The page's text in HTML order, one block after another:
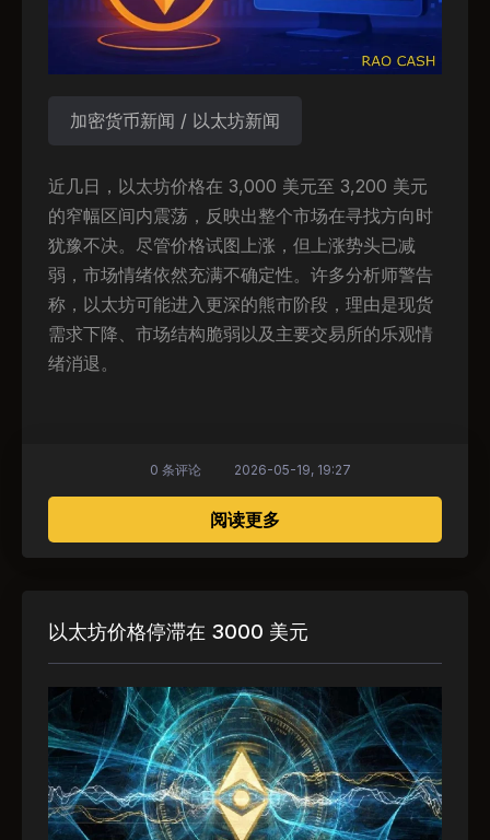
加密货币新闻 / 以太坊新闻
近几日，以太坊价格在 3,000 美元至 3,200 美元
的窄幅区间内震荡，反映出整个市场在寻找方向时
犹豫不决。尽管价格试图上涨，但上涨势头已减
弱，市场情绪依然充满不确定性。许多分析师警告
称，以太坊可能进入更深的熊市阶段，理由是现货
需求下降、市场结构脆弱以及主要交易所的乐观情
绪消退。
阅读更多关于 以太坊迎来2023年
0 条评论 2026-05-19, 19:27
以太坊价格停滞在 3000 美元